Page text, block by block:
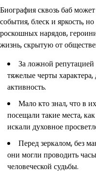
Биография сквозь баб
события, блеск и яркость,
роскошных нарядов,
жизнь, скрытую от
За ложной
тяжелые черты
активность.
Мало кто знал, что в
посещали такие места,
искали духовное
Перед зеркалом, без
они могли проводить
человеческой судьбы.